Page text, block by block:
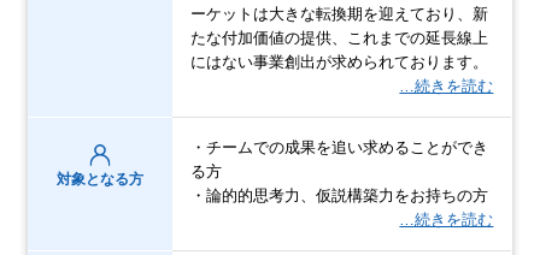
ーケットは大きな転換期を迎えており、新
たな付加価値の提供、これまでの延長線上
にはない事業創出が求められております。
…続きを読む
対象となる方
・チームでの成果を追い求めることができ
る方
・論的的思考力、仮説構築力をお持ちの方
…続きを読む